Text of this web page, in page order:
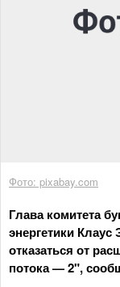
Фото: pixabay.com
Глава комитета
энергетики
отказаться от
потока — 2",